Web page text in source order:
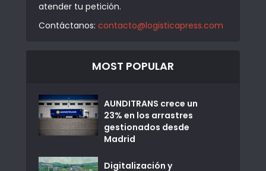
atender tu petición.
Contáctanos: contacto@logisticapress.com
MOST POPULAR
AUNDITRANS crece un
23% en los arrastres
gestionados desde
Madrid
Digitalización y